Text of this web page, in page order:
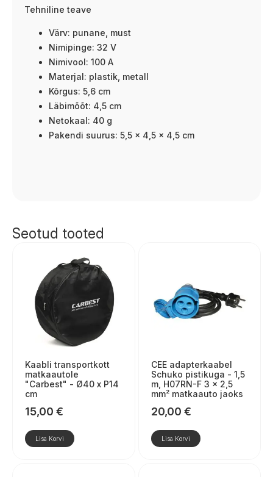
Tehniline teave
Värv: punane, must
Nimipinge: 32 V
Nimivool: 100 A
Materjal: plastik, metall
Kõrgus: 5,6 cm
Läbimõõt: 4,5 cm
Netokaal: 40 g
Pakendi suurus: 5,5 x 4,5 x 4,5 cm
Seotud tooted
Kaabli transportkott
matkaautole
"Carbest" - Ø40 x P14
cm
15,00 €
Lisa Korvi
CEE adapterkaabel
Schuko pistikuga - 1,5
m, H07RN-F 3 x 2,5
mm² matkaauto jaoks
20,00 €
Lisa Korvi